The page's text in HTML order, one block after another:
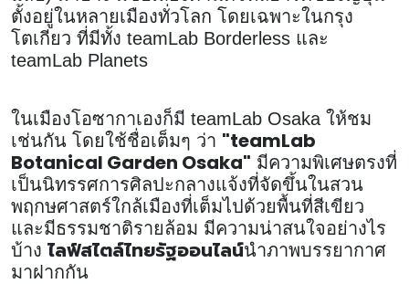
ตั้งอยู่ในหลายเมืองทั่วโลก โดยเฉพาะในกรุง
โตเกียว ที่มีทั้ง teamLab Borderless และ
teamLab Planets
ในเมืองโอซากาเองก็มี teamLab Osaka ให้ชม
เช่นกัน โดยใช้ชื่อเต็มๆ ว่า "teamLab
Botanical Garden Osaka" มีความพิเศษตรงที่
เป็นนิทรรศการศิลปะกลางแจ้งที่จัดขึ้นในสวน
พฤกษศาสตร์ใกล้เมืองที่เต็มไปด้วยพื้นที่สีเขียว
และมีธรรมชาติรายล้อม มีความน่าสนใจอย่างไร
บ้าง ไลฟ์สไตล์ไทยรัฐออนไลน์นำภาพบรรยากาศ
มาฝากกัน